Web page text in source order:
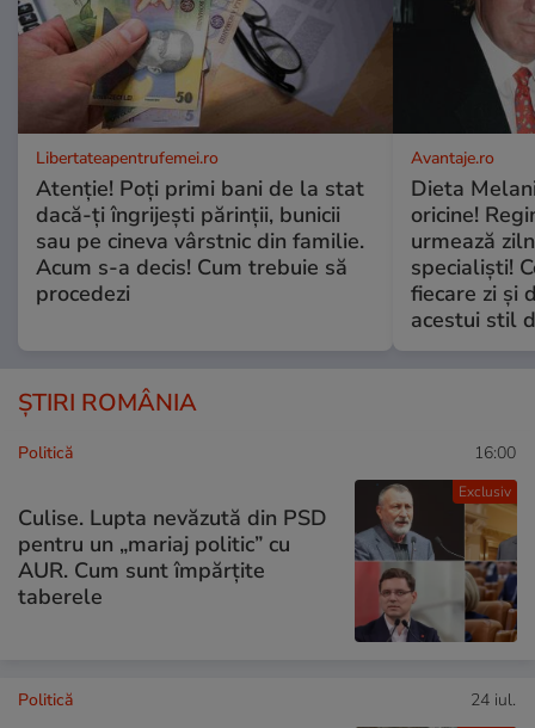
Libertateapentrufemei.ro
Atenție! Poți primi bani de la stat
dacă-ți îngrijești părinții, bunicii
sau pe cineva vârstnic din familie.
Acum s-a decis! Cum trebuie să
procedezi
Avantaje.ro
Dieta
oricine!
urmează
specialiști!
fiecare zi și
acestui stil
ȘTIRI ROMÂNIA
Exclusiv
Politică 16:00
Culise. Lupta nevăzută din PSD
pentru un „mariaj politic” cu
AUR. Cum sunt împărțite
taberele
Politică 24 iul.